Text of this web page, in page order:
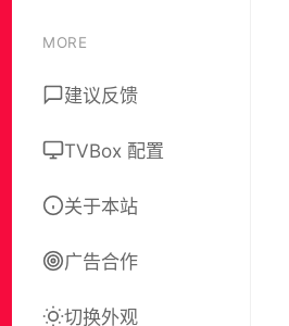
MORE
建议反馈
TVBox 配置
关于本站
广告合作
切换外观